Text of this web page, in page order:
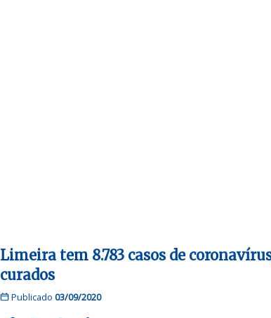
Limeira tem 8.783 casos de
curados
Publicado 03/09/2020